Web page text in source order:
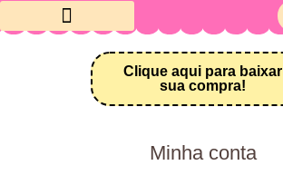
Clique aqui para baixar
sua compra!
Minha conta